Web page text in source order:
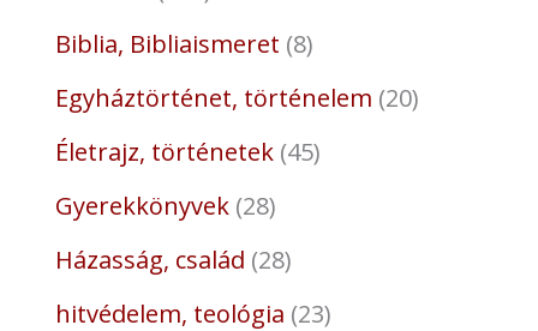
Biblia, Bibliaismeret 8
Egyháztörténet, történelem 20
Életrajz, történetek 45
Gyerekkönyvek 28
Házasság, család 28
hitvédelem, teológia 23